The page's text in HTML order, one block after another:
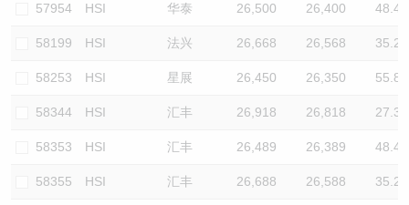
57954 HSI 华泰 26,500 26,400 48.4
58199 HSI 法兴 26,668 26,568 35.2
58253 HSI 星展 26,450 26,350 55.8
58344 HSI 汇丰 26,918 26,818 27.3
58353 HSI 汇丰 26,489 26,389 48.4
58355 HSI 汇丰 26,688 26,588 35.2